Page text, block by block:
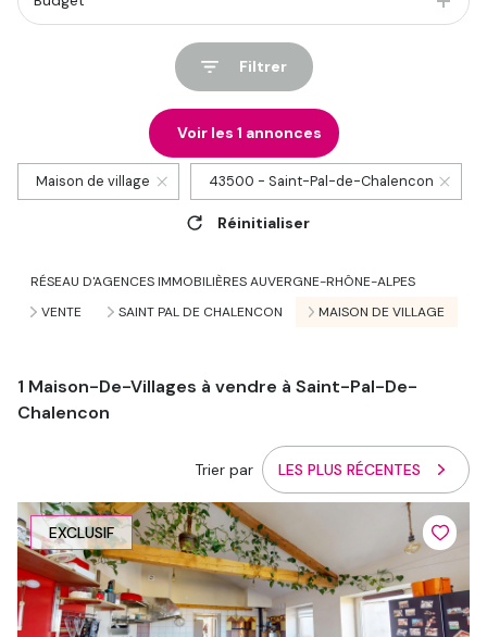
Filtrer
Voir les 1 annonces
Maison de village 43500 - Saint-Pal-de-Chalencon
Réinitialiser
RÉSEAU D'AGENCES IMMOBILIÈRES AUVERGNE-RHÔNE-ALPES
VENTE
SAINT PAL DE CHALENCON MAISON DE VILLAGE
1 Maison-De-Villages à vendre à Saint-Pal-De-
Chalencon
Trier par LES PLUS RÉCENTES
EXCLUSIF